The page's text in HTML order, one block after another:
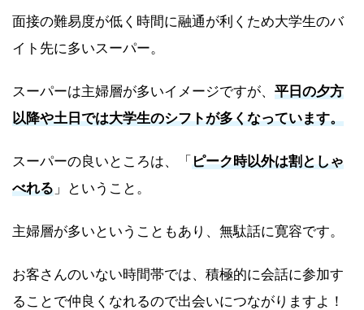
面接の難易度が低く時間に融通が利くため大学生のバ
イト先に多いスーパー。
スーパーは主婦層が多いイメージですが、 平日の夕方
以降や土日では大学生のシフトが多くなっています。
スーパーの良いところは、「 ピーク時以外は割としゃ
べれる 」ということ。
主婦層が多いということもあり、無駄話に寛容です。
お客さんのいない時間帯では、積極的に会話に参加す
ることで仲良くなれるので出会いにつながりますよ！